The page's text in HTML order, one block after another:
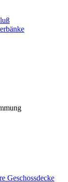
Geschossdecke